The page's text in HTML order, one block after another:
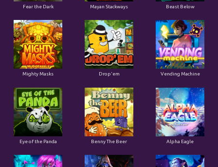
Fear the Dark Mayan Stackways Beast Below
Mighty Masks Drop'em Vending Machine
Eye of the Panda Benny The Beer Alpha Eagle